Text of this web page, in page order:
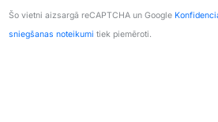
Šo vietni aizsargā reCAPTCHA un Google
sniegšanas noteikumi tiek piemēroti.